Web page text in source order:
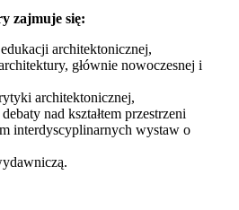
zajmuje się:
architektonicznej,
głównie nowoczesnej i
architektonicznej,
nad kształtem przestrzeni
interdyscyplinarnych wystaw o